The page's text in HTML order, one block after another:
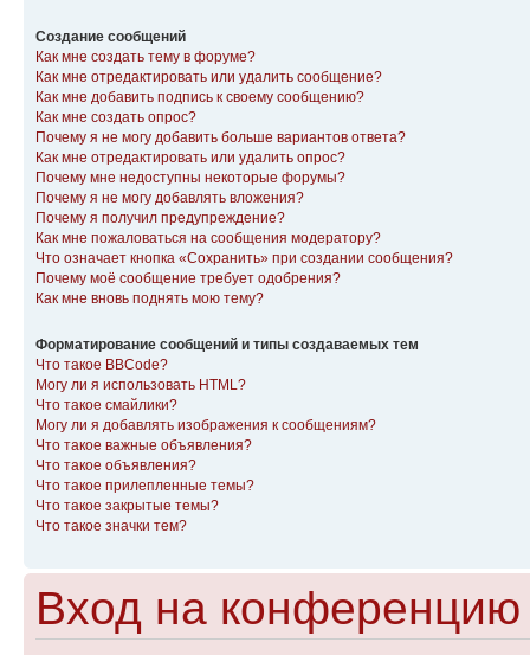
Создание сообщений
Как мне создать тему в форуме?
Как мне отредактировать или удалить сообщение?
Как мне добавить подпись к своему сообщению?
Как мне создать опрос?
Почему я не могу добавить больше вариантов ответа?
Как мне отредактировать или удалить опрос?
Почему мне недоступны некоторые форумы?
Почему я не могу добавлять вложения?
Почему я получил предупреждение?
Как мне пожаловаться на сообщения модератору?
Что означает кнопка «Сохранить» при создании сообщения?
Почему моё сообщение требует одобрения?
Как мне вновь поднять мою тему?
Форматирование сообщений и типы создаваемых тем
Что такое BBCode?
Могу ли я использовать HTML?
Что такое смайлики?
Могу ли я добавлять изображения к сообщениям?
Что такое важные объявления?
Что такое объявления?
Что такое прилепленные темы?
Что такое закрытые темы?
Что такое значки тем?
Вход на конференцию